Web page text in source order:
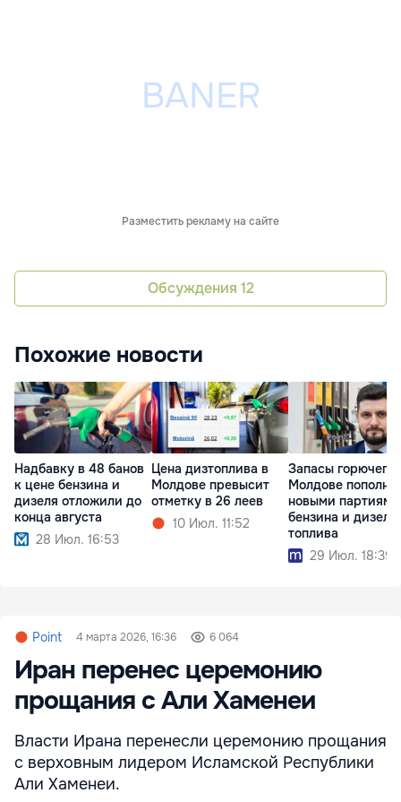
Разместить рекламу на сайте
Обсуждения 12
Похожие новости
Надбавку в 48 банов
к цене бензина и
дизеля отложили до
конца августа
28 Июл. 16:53
Цена дизтоплива в
Молдове превысит
отметку в 26 леев
10 Июл. 11:52
Запасы горючего
Молдове
новыми партиями
бензина и
топлива
29 Июл. 18:39
Point 4 марта 2026, 16:36 6 064
Иран перенес церемонию
прощания с Али Хаменеи
Власти Ирана перенесли церемонию прощания
с верховным лидером Исламской Республики
Али Хаменеи.